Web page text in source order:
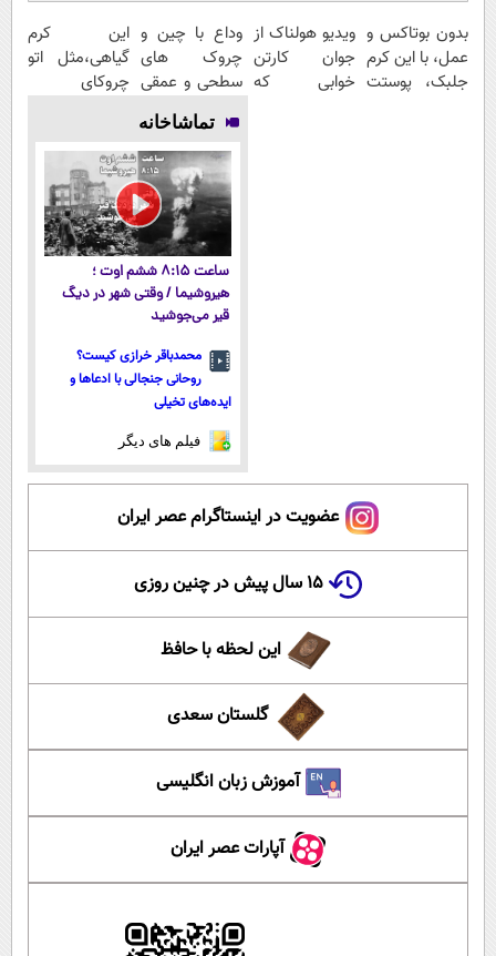
بدون بوتاکس و
عمل، با این کرم
جلبک، پوستت
ویدیو هولناک از
جوان کارتن
خوابی که
وداع با چین و
چروک های
سطحی و عمقی
پوست...
این کرم
گیاهی،مثل اتو
چروکای
تماشاخانه
ساعت ۸:۱۵ ششم اوت ؛
هیروشیما / وقتی شهر در دیگ
قیر می‌جوشید
محمدباقر خرازی کیست؟
روحانی جنجالی با ادعاها و
ایده‌های تخیلی
فیلم های دیگر
عضویت در اینستاگرام عصر ایران
۱۵ سال پیش در چنین روزی
این لحظه با حافظ
گلستان سعدی
آموزش زبان انگلیسی
آپارات عصر ایران